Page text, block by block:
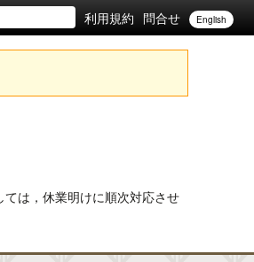
利用規約 問合せ English
は，休業明けに順次対応させ